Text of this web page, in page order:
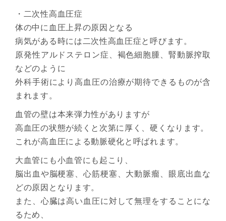
・二次性高血圧症
体の中に血圧上昇の原因となる
病気がある時には二次性高血圧症と呼びます。
原発性アルドステロン症、褐色細胞腫、腎動脈搾取
などのように
外科手術により高血圧の治療が期待できるものが含
まれます。
血管の壁は本来弾力性がありますが
高血圧の状態が続くと次第に厚く、硬くなります。
これが高血圧による動脈硬化と呼ばれます。
大血管にも小血管にも起こり、
脳出血や脳梗塞、心筋梗塞、大動脈瘤、眼底出血な
どの原因となります。
また、心臓は高い血圧に対して無理をすることにな
るため、